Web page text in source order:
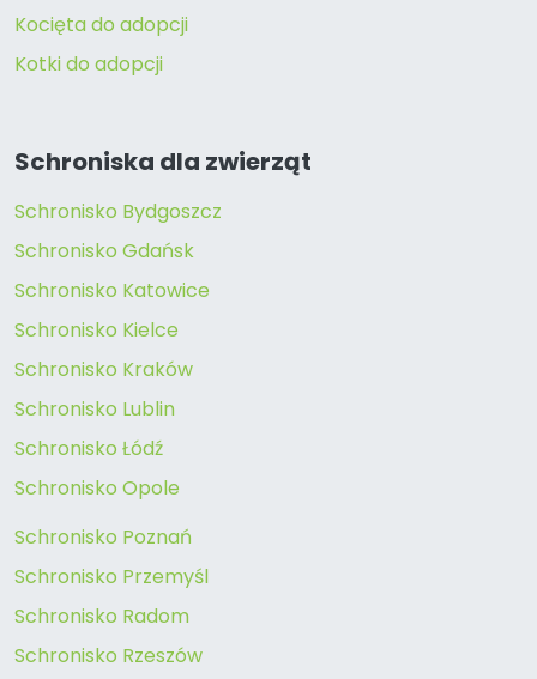
Kocięta do adopcji
Kotki do adopcji
Schroniska dla zwierząt
Schronisko Bydgoszcz
Schronisko Gdańsk
Schronisko Katowice
Schronisko Kielce
Schronisko Kraków
Schronisko Lublin
Schronisko Łódź
Schronisko Opole
Schronisko Poznań
Schronisko Przemyśl
Schronisko Radom
Schronisko Rzeszów